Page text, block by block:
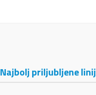
Najbolj priljubljene